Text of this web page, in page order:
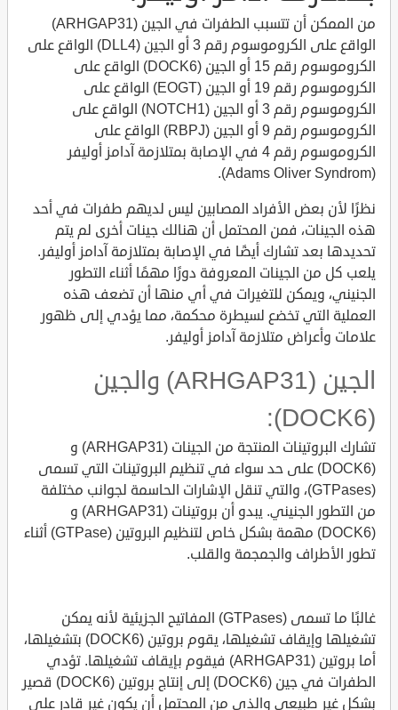
من الممكن أن تتسبب الطفرات في الجين (ARHGAP31)
الواقع على الكروموسوم رقم 3 أو الجين (DLL4) الواقع على
الكروموسوم رقم 15 أو الجين (DOCK6) الواقع على
الكروموسوم رقم 19 أو الجين (EOGT) الواقع على
الكروموسوم رقم 3 أو الجين (NOTCH1) الواقع على
الكروموسوم رقم 9 أو الجين (RBPJ) الواقع على
الكروموسوم رقم 4 في الإصابة بمتلازمة آدامز أوليفر
(Adams Oliver Syndrom).
نظرًا لأن بعض الأفراد المصابين ليس لديهم طفرات في أحد
هذه الجينات، فمن المحتمل أن هنالك جينات أخرى لم يتم
تحديدها بعد تشارك أيضًا في الإصابة بمتلازمة آدامز أوليفر.
يلعب كل من الجينات المعروفة دورًا مهمًا أثناء التطور
الجنيني، ويمكن للتغيرات في أي منها أن تضعف هذه
العملية التي تخضع لسيطرة محكمة، مما يؤدي إلى ظهور
علامات وأعراض متلازمة آدامز أوليفر.
الجين (ARHGAP31) والجين
(DOCK6):
تشارك البروتينات المنتجة من الجينات (ARHGAP31) و
(DOCK6) على حد سواء في تنظيم البروتينات التي تسمى
(GTPases)، والتي تنقل الإشارات الحاسمة لجوانب مختلفة
من التطور الجنيني. يبدو أن بروتينات (ARHGAP31) و
(DOCK6) مهمة بشكل خاص لتنظيم البروتين (GTPase) أثناء
تطور الأطراف والجمجمة والقلب.
غالبًا ما تسمى (GTPases) المفاتيح الجزيئية لأنه يمكن
تشغيلها وإيقاف تشغيلها، يقوم بروتين (DOCK6) بتشغيلها،
أما بروتين (ARHGAP31) فيقوم بإيقاف تشغيلها. تؤدي
الطفرات في جين (DOCK6) إلى إنتاج بروتين (DOCK6) قصير
بشكل غير طبيعي والذي من المحتمل أن يكون غير قادر على